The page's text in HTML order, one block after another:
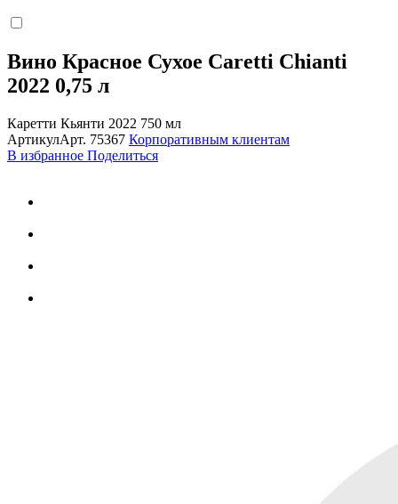
Вино Красное Сухое Caretti Chianti
2022 0,75 л
Каретти Кьянти 2022 750 мл
АртикулАрт. 75367 Корпоративным клиентам
В избранное Поделиться